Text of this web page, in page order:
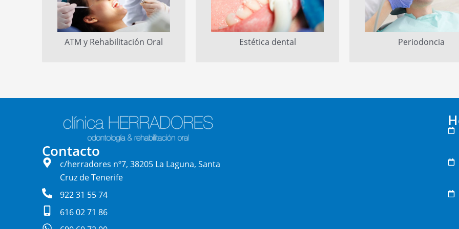
ATM y Rehabilitación Oral Estética dental Periodoncia
Contacto
c/herradores nº7, 38205 La Laguna, Santa
Cruz de Tenerife
922 31 55 74
616 02 71 86